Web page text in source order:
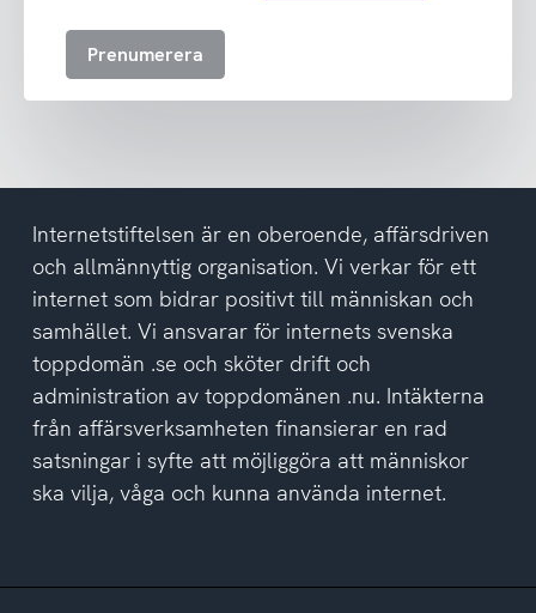
att
del
av
integritetspolicyn
Prenumerera
Internetstiftelsen är en oberoende, affärsdriven
och allmännyttig organisation. Vi verkar för ett
internet som bidrar positivt till människan och
samhället. Vi ansvarar för internets svenska
toppdomän .se och sköter drift och
administration av toppdomänen .nu. Intäkterna
från affärsverksamheten finansierar en rad
satsningar i syfte att möjliggöra att människor
ska vilja, våga och kunna använda internet.